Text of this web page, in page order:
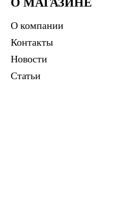
О компании
Контакты
Новости
Статьи